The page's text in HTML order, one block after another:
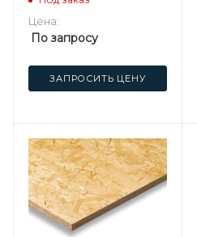
Цена:
По запросу
ЗАПРОСИТЬ ЦЕНУ